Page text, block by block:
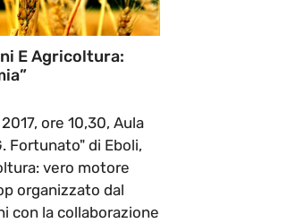
E Agricoltura:
ore 10,30, Aula
Fortunato" di Eboli,
vero motore
organizzato dal
con la collaborazione